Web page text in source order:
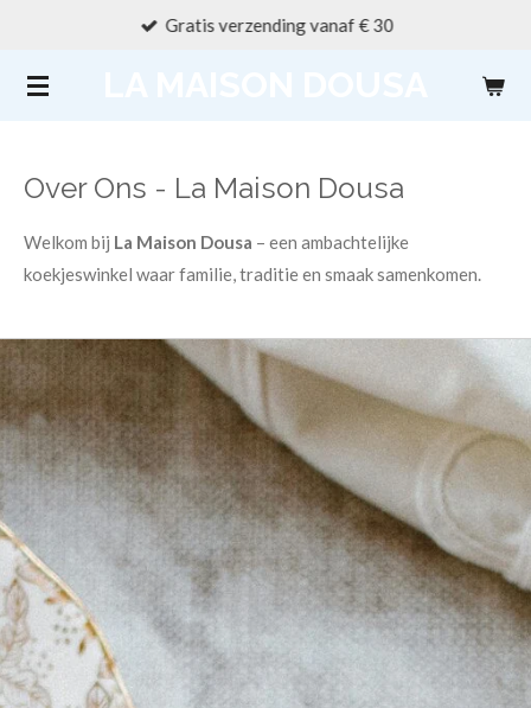
naar
Gratis verzending vanaf € 30
Over Ons - La Maison Dousa
Welkom bij La Maison Dousa – een ambachtelijke
koekjeswinkel waar familie, traditie en smaak samenkomen.